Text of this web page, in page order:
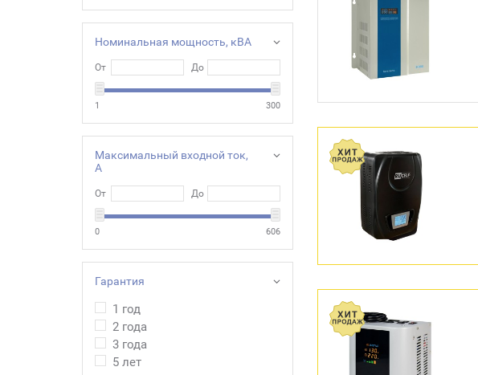
Номинальная мощность, кВА
От До
1 300
Максимальный входной ток,
А
От До
0 606
Гарантия
1 год
2 года
3 года
5 лет